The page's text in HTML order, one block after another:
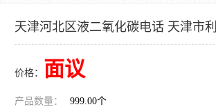
天津河北区液二氧化碳电话 天津市
价格： 面议
产品数量： 999.00个